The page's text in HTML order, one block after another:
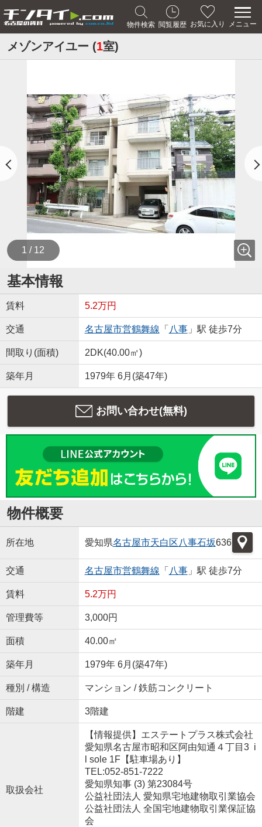
物件検索 閲覧履歴 お気に入り メニュー
メゾンアイユー (1室)
1 / 12
基本情報
賃料 5.2万円
交通 名古屋市営鶴舞線 「 八事」駅 徒歩7分
間取り(面積) 2DK(40.00㎡)
築年月 1979年 6月(築47年)
お問い合わせ(無料)
物件概要
所在地 愛知県名古屋市天白区八事石坂636
交通 名古屋市営鶴舞線 「 八事」駅 徒歩7分
賃料 5.2万円
管理費等 3,000円
面積 40.00㎡
築年月 1979年 6月(築47年)
種別 / 構造 マンション / 鉄筋コンクリート
階建 3階建
取扱会社
【情報提供】エステートプラス株式会社
愛知県名古屋市昭和区阿由知通４丁目3 i
l sole 1F【駐車場あり】
TEL:052-851-7222
愛知県知事 (3) 第23084号
公益社団法人 愛知県宅地建物取引業協会
公益社団法人 全国宅地建物取引業保証協
会